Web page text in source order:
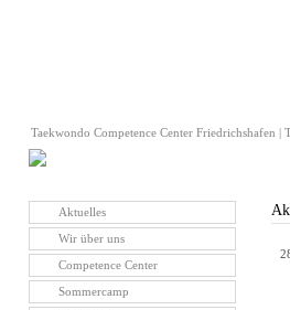
Taekwondo Competence Center Friedrichshafen |
Aktuelles
Wir über uns
Competence Center
Sommercamp